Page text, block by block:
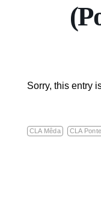
Sorry, this entry
CLA Mêda CLA